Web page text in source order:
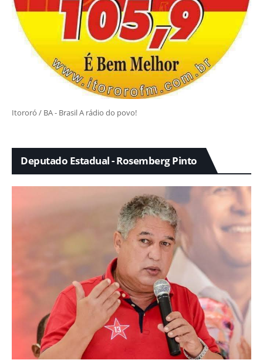
Itororó / BA - Brasil A rádio do povo!
Deputado Estadual - Rosemberg Pinto